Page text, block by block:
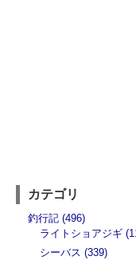
カテゴリ
釣行記 (496)
ライトショアジギ
シーバス (339)